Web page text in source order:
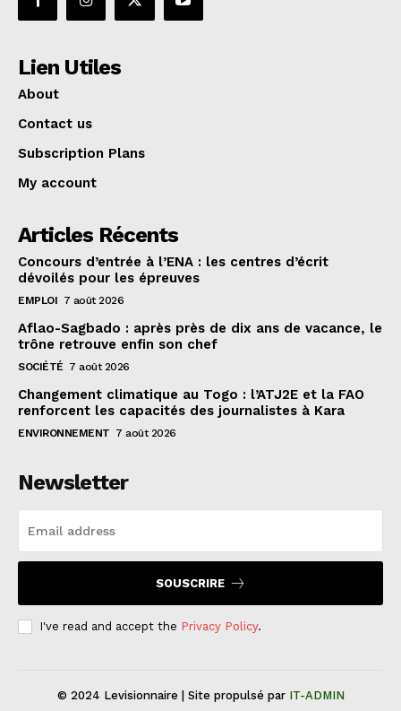
Lien Utiles
About
Contact us
Subscription Plans
My account
Articles Récents
Concours d’entrée à l’ENA : les centres d’écrit
dévoilés pour les épreuves
EMPLOI 7 août 2026
Aflao-Sagbado : après près de dix ans de vacance, le
trône retrouve enfin son chef
SOCIÉTÉ 7 août 2026
Changement climatique au Togo : l’ATJ2E et la FAO
renforcent les capacités des journalistes à Kara
ENVIRONNEMENT 7 août 2026
Newsletter
SOUSCRIRE
I've read and accept the Privacy Policy.
© 2024 Levisionnaire | Site propulsé par IT-ADMIN